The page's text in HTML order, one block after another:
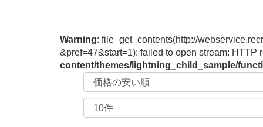
Warning: file_get_contents(http://
&pref=47&start=1): failed to open stream:
content/themes/lightning_child_sample/